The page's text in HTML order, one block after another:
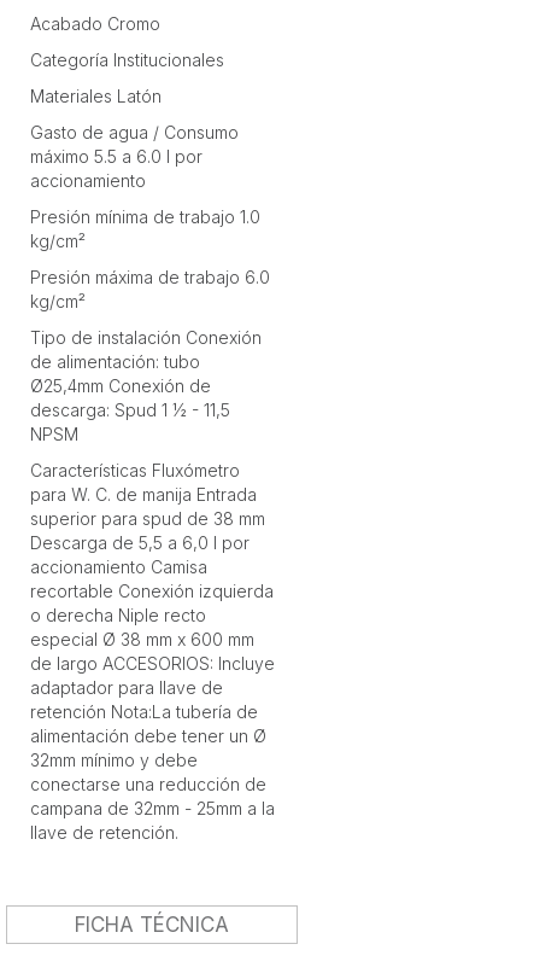
Acabado Cromo
Categoría Institucionales
Materiales Latón
Gasto de agua / Consumo
máximo 5.5 a 6.0 l por
accionamiento
Presión mínima de trabajo 1.0
kg/cm²
Presión máxima de trabajo 6.0
kg/cm²
Tipo de instalación Conexión
de alimentación: tubo
Ø25,4mm Conexión de
descarga: Spud 1 ½ - 11,5
NPSM
Características Fluxómetro
para W. C. de manija Entrada
superior para spud de 38 mm
Descarga de 5,5 a 6,0 l por
accionamiento Camisa
recortable Conexión izquierda
o derecha Niple recto
especial Ø 38 mm x 600 mm
de largo ACCESORIOS: Incluye
adaptador para llave de
retención Nota:La tubería de
alimentación debe tener un Ø
32mm mínimo y debe
conectarse una reducción de
campana de 32mm - 25mm a la
llave de retención.
FICHA TÉCNICA